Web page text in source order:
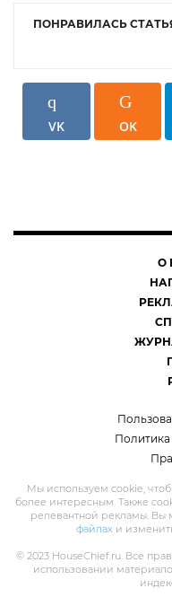
ПОНРАВИЛАСЬ
VK OK
О
Мы используем cookie,
более интересным. Также
релевантной рекламы. Вы
файлахи
© 2023 HouseChief.ru. Все
использовании